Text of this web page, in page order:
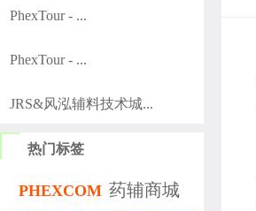
PhexTour - ...
PhexTour - ...
JRS&风泓辅料技术城...
热门标签
PHEXCOM 药辅商城